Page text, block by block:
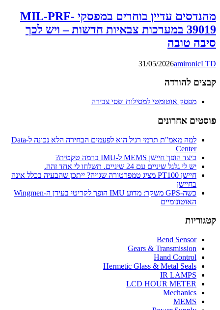
מהנדסים עדיין בוחרים במפסקי MIL-PRF-
39019 במערכות צבאיות חדשות – ויש לכך
סיבה טובה
31/05/2026amironicLTD
קבצים להורדה
מפסק אוטומטי למסילות ופסי צבירה
פוסטים אחרונים
למה מאמ"ת תרמי רגיל הוא לפעמים הבחירה הלא נכונה ל-Data
Center
כיצד הופך חיישן MEMS ל-IMU ברמה טקטית?
יש לי גלגל שיניים עם 24 שיניים. תשלחו לי אחד זהה.
חיישן PT100 מציג טמפרטורה שגויה? ייתכן שהבעיה בכלל אינה
בחיישן
כשה-GPS משקר: מדוע IMU הופך לקריטי בעידן ה-Wingmen
האוטונומיים
קטגוריות
Bend Sensor
Gears & Transmission
Hand Control
Hermetic Glass & Metal Seals
IR LAMPS
LCD HOUR METER
Mechanics
MEMS